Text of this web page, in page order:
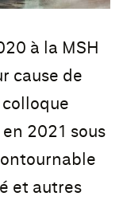
à la MSH
cause de
2021 sous
et autres